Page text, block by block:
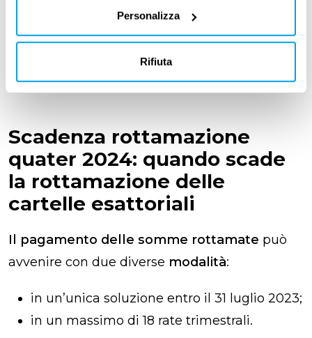
Personalizza
Rifiuta
Scadenza rottamazione
quater​ 2024: quando scade
la rottamazione delle
cartelle esattoriali
Il pagamento delle somme rottamate può
avvenire con due diverse modalità:
in un’unica soluzione entro il 31 luglio 2023;
in un massimo di 18 rate trimestrali.